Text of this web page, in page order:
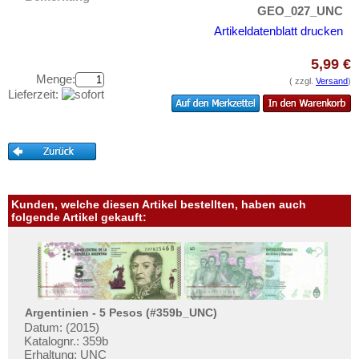
Jemen, Arabische Rep.
Jemen, Demokratische Rep.
Kambodscha
Katar
Katar und Dubai
Kirgisistan
Korea (alt)
Kuwait
Laos
Libanon
Aufbewahrung
Gutscheine
Ihre Bewertungen
Informationen
Preislisten
Ankauf
Erhaltungsgrade
Gratisbanknoten
FAQ
GEO_027_UNC
Artikeldatenblatt drucken
Menge:
Lieferzeit:
5,99 €
( zzgl. Versand)
Kunden, welche diesen Artikel bestellten, haben auch
folgende Artikel gekauft:
Argentinien - 5 Pesos (#359b_UNC)
Datum: (2015)
Katalognr.: 359b
Erhaltung: UNC